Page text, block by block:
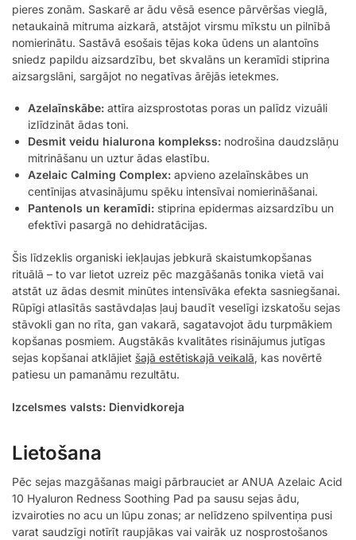
pieres zonām. Saskarē ar ādu vēsā esence pārvēršas vieglā,
netaukainā mitruma aizkarā, atstājot virsmu mīkstu un pilnībā
nomierinātu. Sastāvā esošais tējas koka ūdens un alantoīns
sniedz papildu aizsardzību, bet skvalāns un keramīdi stiprina
aizsargslāni, sargājot no negatīvas ārējās ietekmes.
Azelaīnskābe: attīra aizsprostotas poras un palīdz vizuāli
izlīdzināt ādas toni.
Desmit veidu hialurona komplekss: nodrošina daudzslāņu
mitrināšanu un uztur ādas elastību.
Azelaic Calming Complex: apvieno azelaīnskābes un
centīnijas atvasinājumu spēku intensīvai nomierināšanai.
Pantenols un keramīdi: stiprina epidermas aizsardzību un
efektīvi pasargā no dehidratācijas.
Šis līdzeklis organiski iekļaujas jebkurā skaistumkopšanas
rituālā – to var lietot uzreiz pēc mazgāšanās tonika vietā vai
atstāt uz ādas desmit minūtes intensīvāka efekta sasniegšanai.
Rūpīgi atlasītās sastāvdaļas ļauj baudīt veselīgi izskatošu sejas
stāvokli gan no rīta, gan vakarā, sagatavojot ādu turpmākiem
kopšanas posmiem. Augstākās kvalitātes risinājumus jutīgas
sejas kopšanai atklājiet šajā estētiskajā veikalā, kas novērtē
patiesu un pamanāmu rezultātu.
Izcelsmes valsts: Dienvidkoreja
Lietošana
Pēc sejas mazgāšanas maigi pārbrauciet ar ANUA Azelaic Acid
10 Hyaluron Redness Soothing Pad pa sausu sejas ādu,
izvairoties no acu un lūpu zonas; ar nelīdzeno spilventiņa pusi
varat saudzīgi notīrīt raupjākas vai vairāk uz nosprostošanos